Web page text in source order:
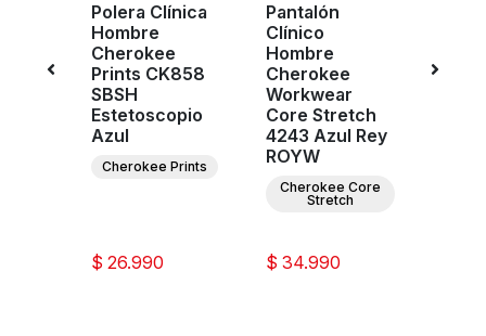
Polera Clínica
Hombre
Cherokee
Prints CK858
SBSH
Estetoscopio
Azul
Cherokee Prints
$ 26.990
Pantalón
Clínico
Hombre
Cherokee
Workwear
Core Stretch
4243 Azul Rey
ROYW
Cherokee Core
Stretch
$ 34.990